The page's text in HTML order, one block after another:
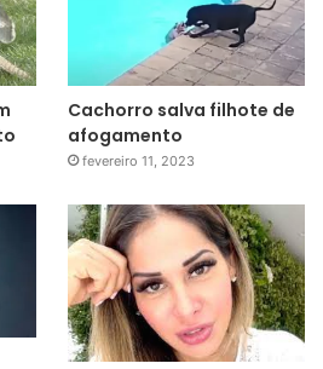
Cachorro salva filhote de
afogamento
fevereiro 11, 2023